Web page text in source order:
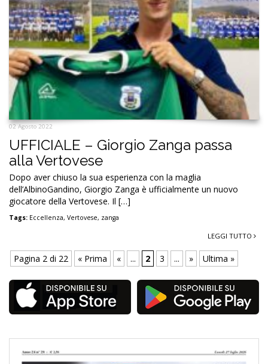
02 Agosto 2022
UFFICIALE – Giorgio Zanga passa
alla Vertovese
Dopo aver chiuso la sua esperienza con la maglia
dell’AlbinoGandino, Giorgio Zanga è ufficialmente un nuovo
giocatore della Vertovese. Il […]
Tags: Eccellenza, Vertovese, zanga
LEGGI TUTTO
Pagina 2 di 22 « Prima « ... 2 3 ... » Ultima »